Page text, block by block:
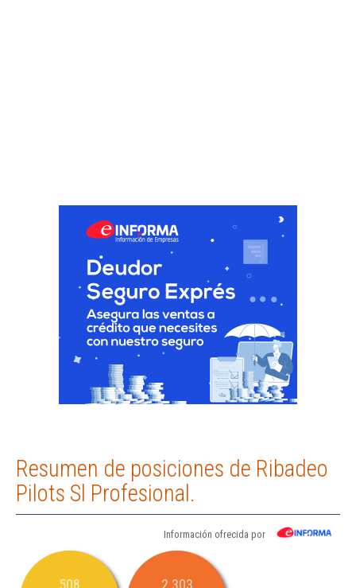
Resumen de posiciones de Ribadeo
Pilots Sl Profesional.
Información ofrecida por